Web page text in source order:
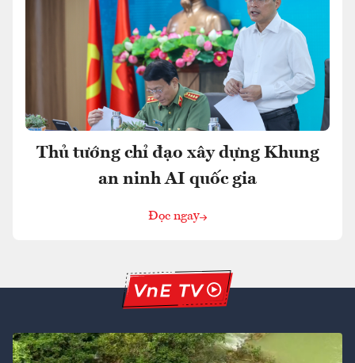
Thủ tướng chỉ đạo xây dựng Khung
an ninh AI quốc gia
Đọc ngay